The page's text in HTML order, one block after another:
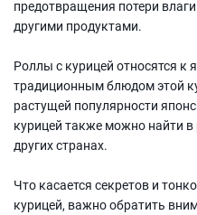
предотвращения потери
другими продуктами.
Роллы с курицей относятся к
традиционным блюдом этой
растущей популярности
курицей также можно найти
других странах.
Что касается секретов и
курицей, важно обратить